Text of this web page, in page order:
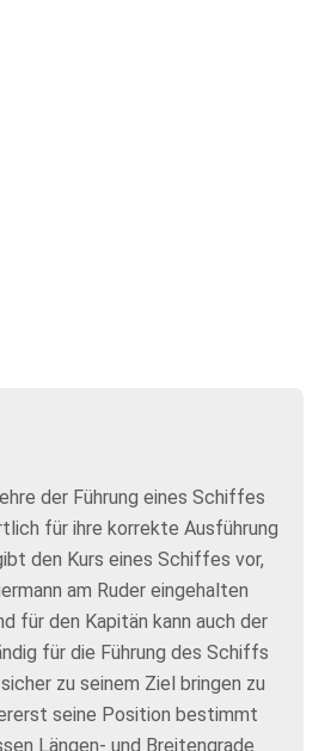
der Führung eines Schiffes
für ihre korrekte Ausführung
den Kurs eines Schiffes vor,
am Ruder eingehalten
für den Kapitän kann auch der
für die Führung des Schiffs
zu seinem Ziel bringen zu
seine Position bestimmt
Längen- und Breitengrade